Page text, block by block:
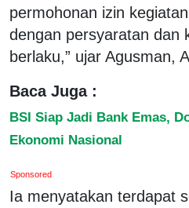
permohonan izin
dengan persyaratan dan
berlaku,” ujar Agusman,
Baca Juga :
BSI Siap Jadi Bank Emas,
Ekonomi Nasional
Sponsored
Ia menyatakan terdapat